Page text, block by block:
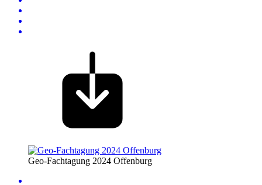
Geo-Fachtagung 2024 Offenburg